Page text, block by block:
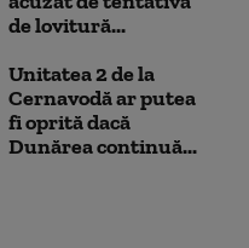
de lovitură...
Unitatea 2 de la
Cernavodă ar putea
fi oprită dacă
Dunărea continuă...